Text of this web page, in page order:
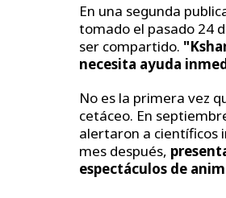
En una segunda
tomado el pasado 24
ser compartido.
necesita ayuda
No es la primera vez
cetáceo. En
alertaron a científicos
mes después,
espectáculos de